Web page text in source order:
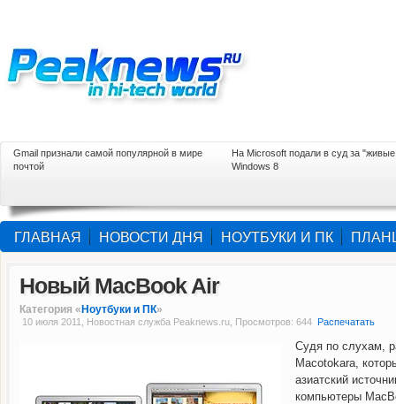
Gmail признали самой популярной в мире
почтой
На Microsoft подали в суд за "живые
Windows 8
ГЛАВНАЯ НОВОСТИ ДНЯ НОУТБУКИ И ПК
Новый MacBook Air
Категория « Ноутбуки и ПК»
10 июля 2011, Новостная служба Peaknews.ru, Просмотров: 644 Распечатать
Судя по слухам,
Macotokara,
азиатский
компьютеры